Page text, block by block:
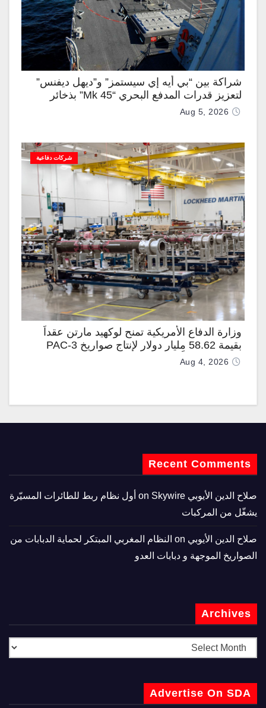
شراكة بين “بي أيه إي سيستمز” و”ديهل ديفنس”
لتعزيز قدرات المدفع البحري “Mk 45” بذخائر
موجهة وصواريخ “IRIS-T”
Aug 5, 2026
شركات دفاعية
وزارة الدفاع الأمريكية تمنح لوكهيد مارتن عقداً
بقيمة 58.62 مليار دولار لإنتاج صواريخ PAC-3
المطوّرة دعماً لـ “ترسانة الحرية”
Aug 4, 2026
Recent Comments
صلاح الدين الأيوبي
Skywire أول نظام ربط للطائرات المسيّرة
يشغّل من المركبات
صلاح الدين الأيوبي
النظام المغربي المبتكر لحماية الدبابات من
الصواريخ الموجهة و دبابات العدو
Archives
Advertise On SDA